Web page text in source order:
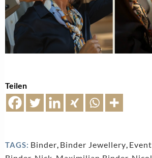
Teilen
TAGS: Binder, Binder Jewellery, Event